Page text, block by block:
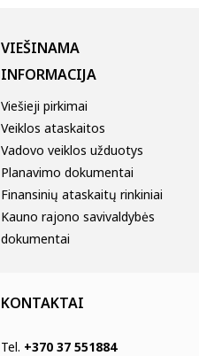
VIEŠINAMA
INFORMACIJA
Viešieji pirkimai
Veiklos ataskaitos
Vadovo veiklos užduotys
Planavimo dokumentai
Finansinių ataskaitų rinkiniai
Kauno rajono savivaldybės
dokumentai
KONTAKTAI
Tel. +370 37 551884